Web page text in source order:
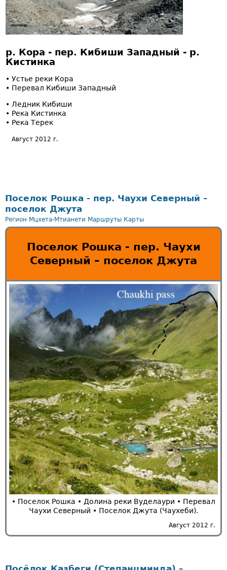
р. Кора - пер. Кибиши Западный - р.
Кистинка
• Устье реки Кора
• Перевал Кибиши Западный
• Ледник Кибиши
• Река Кистинка
• Река Терек
Август 2012 г.
Поселок Рошка - пер. Чаухи Северный –
поселок Джута
Регион Мцхета-Мтианети Маршруты Карты
Поселок Рошка - пер. Чаухи
Северный – поселок Джута
• Поселок Рошка • Долина реки Вуделаури • Перевал
Чаухи Северный • Поселок Джута (Чаухеби).
Август 2012 г.